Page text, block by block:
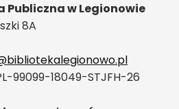
Publiczna w Legionowie
8A
99099-18049-STJFH-26